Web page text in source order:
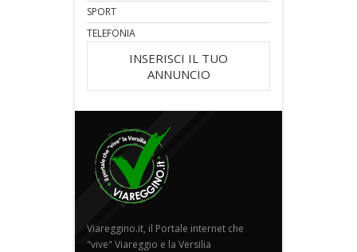
SPORT
TELEFONIA
INSERISCI IL TUO
ANNUNCIO
Viareggino.it, il Portale internet che
"vive" Viareggio e la Versilia